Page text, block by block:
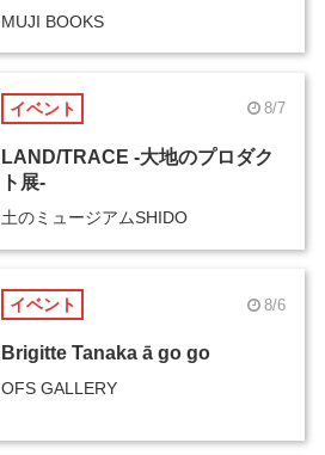
MUJI BOOKS
イベント 8/7
LAND/TRACE -大地のプロダク
ト展-
土のミュージアムSHIDO
イベント 8/6
Brigitte Tanaka ā go go
OFS GALLERY